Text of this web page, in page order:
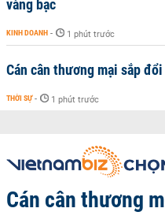
vàng bạc
KINH DOANH - 1 phút trước
Cán cân thương mại sắp
THỜI SỰ - 1 phút trước
Cán cân thương